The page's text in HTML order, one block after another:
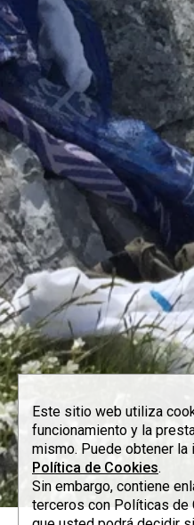
Este sitio web utiliza
funcionamiento y la
mismo. Puede obtener
Política de Cookies.
Sin embargo, contiene
terceros con Políticas de